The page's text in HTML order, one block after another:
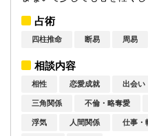
占術
四柱推命 断易 周易
相談内容
相性 恋愛成就 出会い
三角関係 不倫・略奪愛
浮気 人間関係 仕事・